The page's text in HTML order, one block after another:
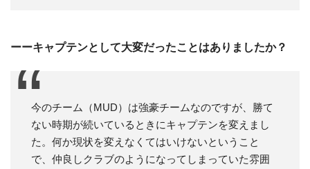
ーーキャプテンとして大変だったことはありましたか？
今のチーム（MUD）は強豪チームなのですが、勝て
ない時期が続いているときにキャプテンを変えまし
た。何か現状を変えなくてはいけないということ
で、仲良しクラブのようになってしまっていた雰囲